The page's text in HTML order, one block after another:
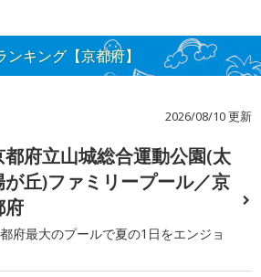
キング【京都府】
2026/08/10 更新
都府立山城総合運動公園(太
が丘)ファミリープール／京
府
府最大のプールで夏の1日をエンジョ